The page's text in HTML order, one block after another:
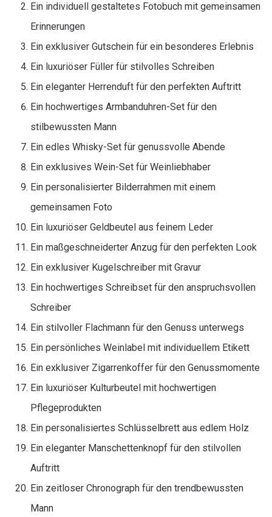
Ein individuell gestaltetes Fotobuch mit gemeinsamen
Erinnerungen
Ein exklusiver Gutschein für ein besonderes Erlebnis
Ein luxuriöser Füller für stilvolles Schreiben
Ein eleganter Herrenduft für den perfekten Auftritt
Ein hochwertiges Armbanduhren-Set für den
stilbewussten Mann
Ein edles Whisky-Set für genussvolle Abende
Ein exklusives Wein-Set für Weinliebhaber
Ein personalisierter Bilderrahmen mit einem
gemeinsamen Foto
Ein luxuriöser Geldbeutel aus feinem Leder
Ein maßgeschneiderter Anzug für den perfekten Look
Ein exklusiver Kugelschreiber mit Gravur
Ein hochwertiges Schreibset für den anspruchsvollen
Schreiber
Ein stilvoller Flachmann für den Genuss unterwegs
Ein persönliches Weinlabel mit individuellem Etikett
Ein exklusiver Zigarrenkoffer für den Genussmomente
Ein luxuriöser Kulturbeutel mit hochwertigen
Pflegeprodukten
Ein personalisiertes Schlüsselbrett aus edlem Holz
Ein eleganter Manschettenknopf für den stilvollen
Auftritt
Ein zeitloser Chronograph für den trendbewussten
Mann